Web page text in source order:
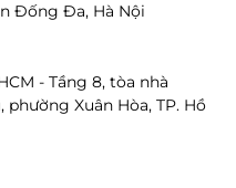
Đống Đa, Hà Nội
- Tầng 8, tòa nhà
phường Xuân Hòa, TP. Hồ